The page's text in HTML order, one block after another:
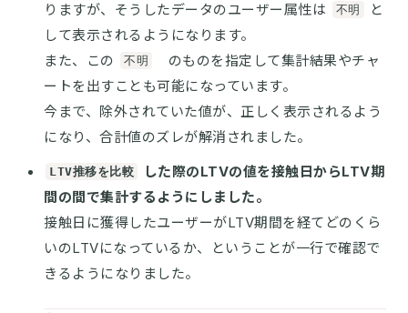
りますが、そうしたデータのユーザー属性は
不明
と
して表示されるようになります。
また、この
不明
のものを指定して集計結果やチャ
ートを出すことも可能になっています。
今まで、除外されていた値が、正しく表示されるよう
になり、合計値のズレが解消されました。
LTV推移を比較
した際のLTVの値を接触日からLTV期
間の間で集計するようにしました。
接触日に獲得したユーザーがLTV期間を経てどのくら
いのLTVになっているか、ということが一行で確認で
きるようになりました。